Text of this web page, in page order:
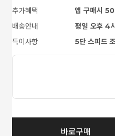
추가혜택
앱 구매시
배송안내
평일 오후 4
특이사항
5단 스피드
바로구매